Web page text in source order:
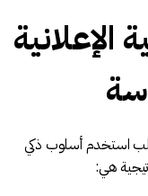
الإعلانية
استخدم أسلوب ذكي
هي: